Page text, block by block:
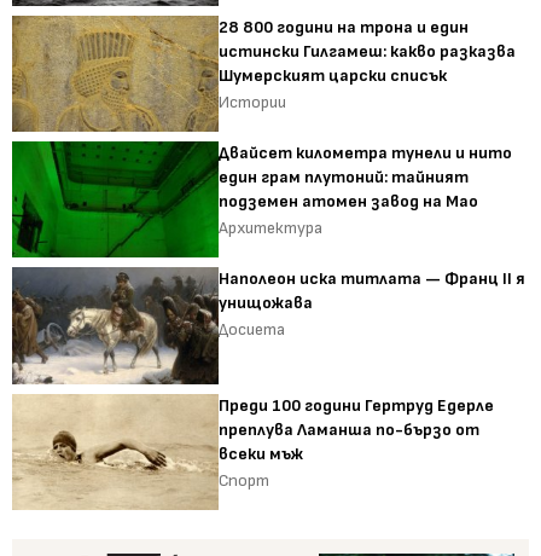
28 800 години на трона и един
истински Гилгамеш: какво разказва
Шумерският царски списък
Истории
Двайсет километра тунели и нито
един грам плутоний: тайният
подземен атомен завод на Мао
Архитектура
Наполеон иска титлата — Франц II я
унищожава
Досиета
Преди 100 години Гертруд Едерле
преплува Ламанша по-бързо от
всеки мъж
Спорт